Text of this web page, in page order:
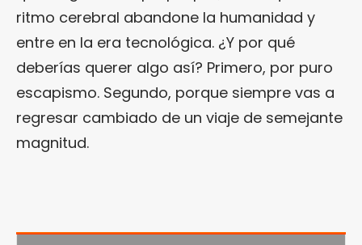
ritmo cerebral abandone la humanidad y
entre en la era tecnológica. ¿Y por qué
deberías querer algo así? Primero, por puro
escapismo. Segundo, porque siempre vas a
regresar cambiado de un viaje de semejante
magnitud.